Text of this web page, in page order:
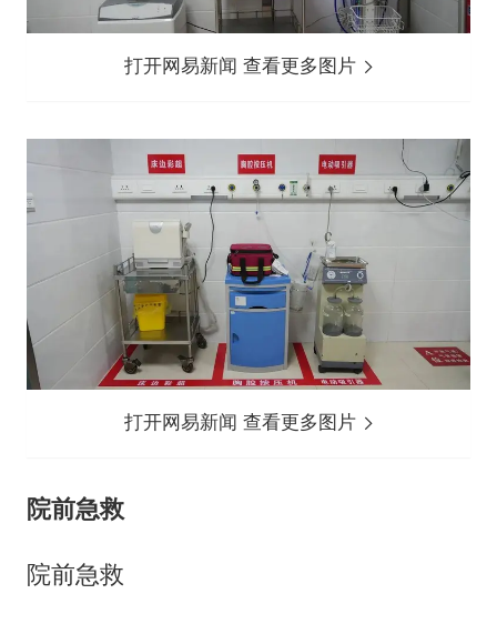
打开网易新闻 查看更多图片
打开网易新闻 查看更多图片
院前急救
院前急救